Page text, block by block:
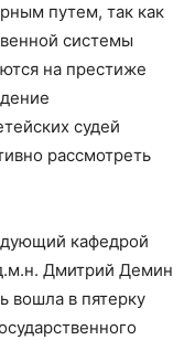
путем, так как
системы
на престиже
судей
рассмотреть
кафедрой
Дмитрий Демин
вошла в пятерку